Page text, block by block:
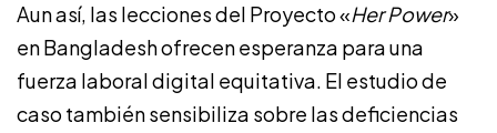
Aun así, las lecciones del Proyecto «Her Power»
en Bangladesh ofrecen esperanza para una
fuerza laboral digital equitativa. El estudio de
caso también sensibiliza sobre las deficiencias